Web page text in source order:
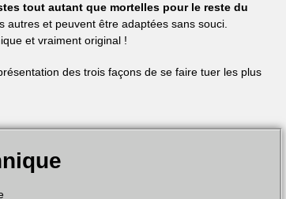
tout autant que mortelles pour le reste du
autres et peuvent être adaptées sans souci.
et vraiment original !
des trois façons de se faire tuer les plus